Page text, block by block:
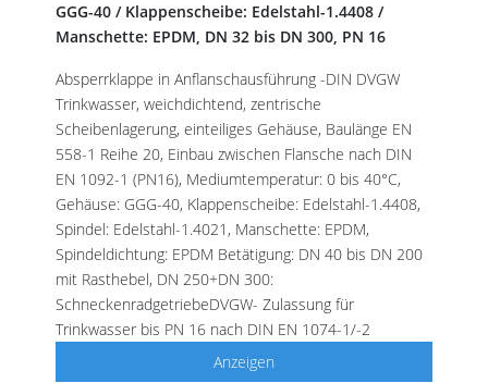
GGG-40 / Klappenscheibe: Edelstahl-1.4408 /
Manschette: EPDM, DN 32 bis DN 300, PN 16
Absperrklappe in Anflanschausführung -DIN DVGW
Trinkwasser, weichdichtend, zentrische
Scheibenlagerung, einteiliges Gehäuse, Baulänge EN
558-1 Reihe 20, Einbau zwischen Flansche nach DIN
EN 1092-1 (PN16), Mediumtemperatur: 0 bis 40°C,
Gehäuse: GGG-40, Klappenscheibe: Edelstahl-1.4408,
Spindel: Edelstahl-1.4021, Manschette: EPDM,
Spindeldichtung: EPDM Betätigung: DN 40 bis DN 200
mit Rasthebel, DN 250+DN 300:
SchneckenradgetriebeDVGW- Zulassung für
Trinkwasser bis PN 16 nach DIN EN 1074-1/-2
Anzeigen